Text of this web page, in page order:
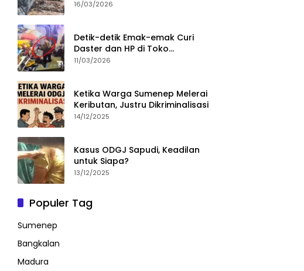
ABK Ditangkap Polisi
16/03/2026
Detik-detik Emak-emak Curi
Daster dan HP di Toko
Sumenep, Aksi Terekam CCTV
11/03/2026
Ketika Warga Sumenep Melerai
Keributan, Justru Dikriminalisasi
14/12/2025
Kasus ODGJ Sapudi, Keadilan
untuk Siapa?
13/12/2025
Populer Tag
Sumenep
Bangkalan
Madura